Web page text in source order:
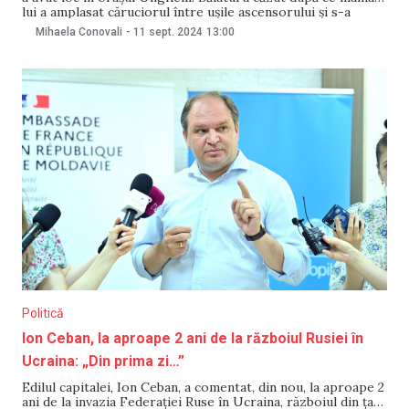
lui a amplasat căruciorul între ușile ascensorului și s-a
întors pentru a aduce un pachet. Aflat la etajul 6, copilul a
căzut în gol în timp
Mihaela Conovali - 11 sept. 2024 13:00
Politică
Ion Ceban, la aproape 2 ani de la războiul Rusiei în
Ucraina: „Din prima zi…”
Edilul capitalei, Ion Ceban, a comentat, din nou, la aproape 2
ani de la invazia Federației Ruse în Ucraina, războiul din țara